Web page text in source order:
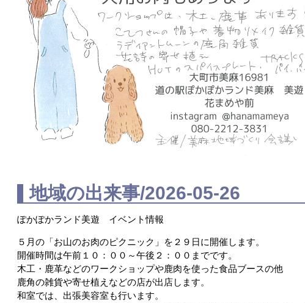
地域の出来事/2026-05-26
ぽかぽかランド美遊 イベント情報
５月の「お山のお肉のピクニック」を２９日に開催します。
開催時間は午前１０：００～午後２：００までです。
木工・鹿革などのワークショップや鹿肉を使った食品ブースの他
鹿角の雑貨や寄せ植えなどの店が出店します。
和室では、出張美容室も行います。